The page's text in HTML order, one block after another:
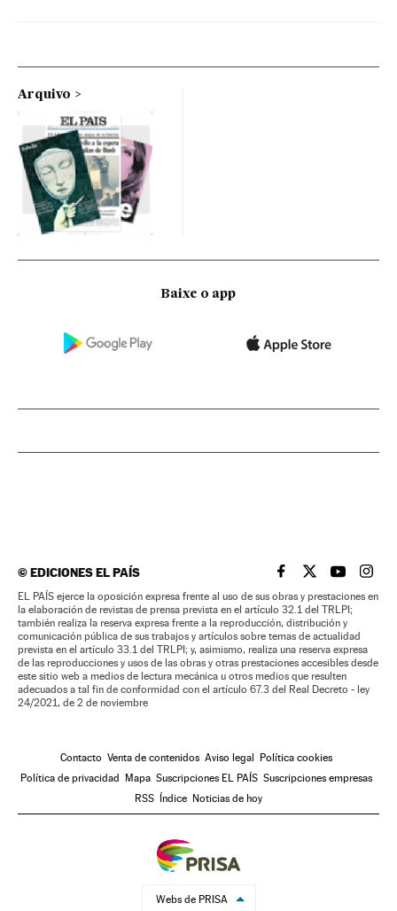
Arquivo
Baixe o app
©EDICIONES EL PAÍS EL PAÍS BRASIL EN
EL PAÍSEL PAÍS
EL
EL PAÍS ejerce la oposición expresa frente al uso de sus obras y prestaciones en
la elaboración de revistas de prensa prevista en el artículo 32.1 del TRLPI;
también realiza la reserva expresa frente a la reproducción, distribución y
comunicación pública de sus trabajos y artículos sobre temas de actualidad
prevista en el artículo 33.1 del TRLPI; y, asimismo, realiza una reserva expresa
de las reproducciones y usos de las obras y otras prestaciones accesibles desde
este sitio web a medios de lectura mecánica u otros medios que resulten
adecuados a tal fin de conformidad con el artículo 67.3 del Real Decreto - ley
24/2021, de 2 de noviembre
Contacto Venta de contenidos Aviso legal Política cookies
Política de privacidad Mapa Suscripciones EL PAÍS Suscripciones empresas
RSS Índice Noticias de hoy
Webs de PRISA